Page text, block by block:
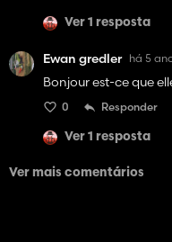
Ver 1 resposta
Ewan gredler há 5
Bonjour est-ce que
0 Responder
Ver 1 resposta
Ver mais comentários